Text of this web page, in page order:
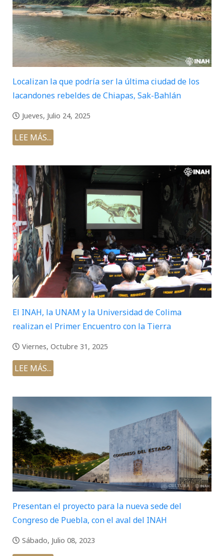
Localizan la que podría ser la última ciudad de los
lacandones rebeldes de Chiapas, Sak-Bahlán
Jueves, Julio 24, 2025
LEE MÁS...
El INAH, la UNAM y la Universidad de Colima
realizan el Primer Encuentro con la Tierra
Viernes, Octubre 31, 2025
LEE MÁS...
Presentan el proyecto para la nueva sede del
Congreso de Puebla, con el aval del INAH
Sábado, Julio 08, 2023